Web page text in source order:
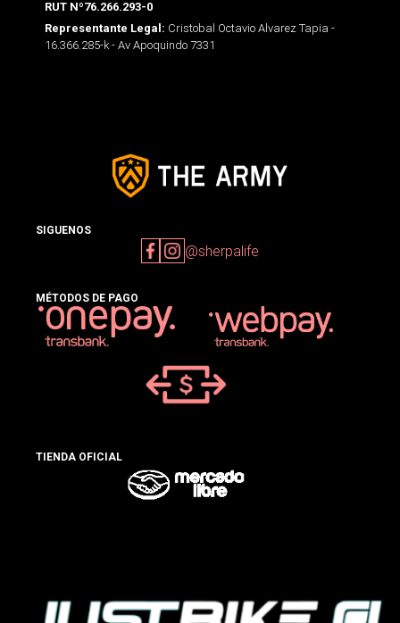
RUT Nº76.266.293-0
Representante Legal: Cristobal Octavio Alvarez Tapia -
16.366.285-k - Av Apoquindo 7331
SIGUENOS
@sherpalife
MÉTODOS DE PAGO
TIENDA OFICIAL